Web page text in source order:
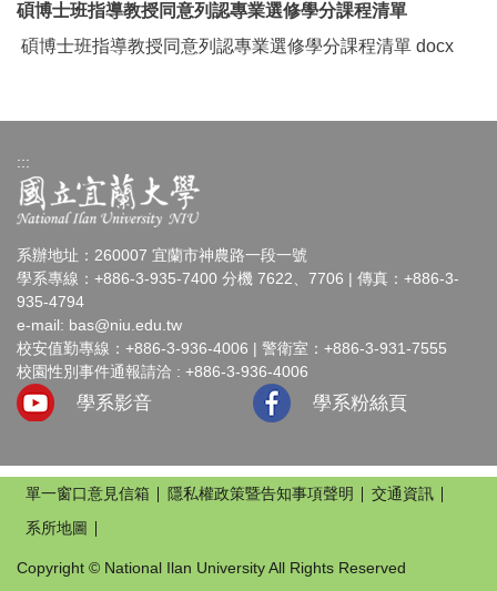
碩博士班指導教授同意列認專業選修學分課程清單
碩博士班指導教授同意列認專業選修學分課程清單 docx
:::
系辦地址：260007 宜蘭市神農路一段一號
學系專線：+886-3-935-7400 分機 7622、7706 | 傳真：+886-3-
935-4794
e-mail: bas@niu.edu.tw
校安值勤專線：+886-3-936-4006 | 警衛室：+886-3-931-7555
校園性別事件通報請洽 : +886-3-936-4006
學系影音 學系粉絲頁
單一窗口意見信箱 隱私權政策暨告知事項聲明
交通資訊
系所地圖
Copyright © National Ilan University All Rights Reserved